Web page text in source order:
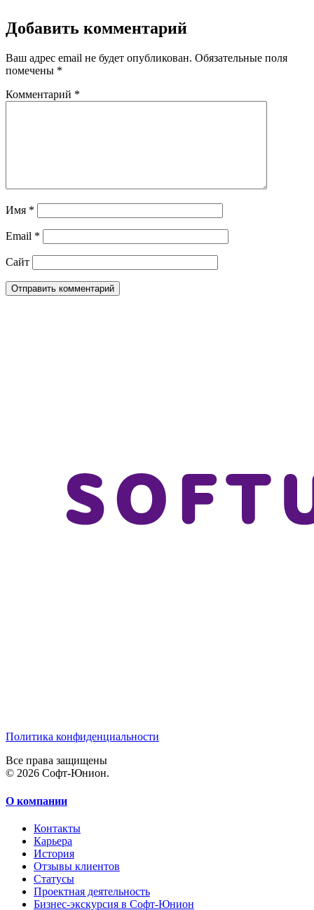
Добавить комментарий
Ваш адрес email не будет опубликован. Обязательные поля
помечены *
Комментарий *
Имя *
Email *
Сайт
Политика конфиденциальности
Все права защищены
© 2026 Софт-Юнион.
О компании
Контакты
Карьера
История
Отзывы клиентов
Статусы
Проектная деятельность
Бизнес-экскурсия в Софт-Юнион